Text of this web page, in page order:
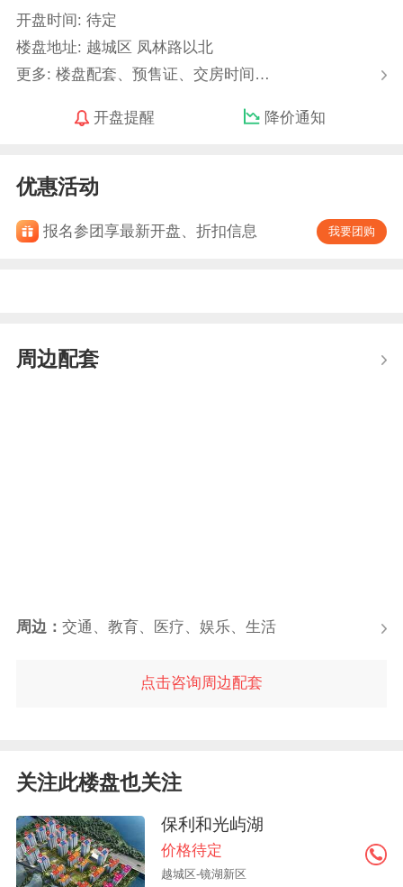
开盘时间: 待定
楼盘地址: 越城区 凤林路以北
更多: 楼盘配套、预售证、交房时间…
开盘提醒 降价通知
优惠活动
报名参团享最新开盘、折扣信息 我要团购
周边配套
周边： 交通、教育、医疗、娱乐、生活
点击咨询周边配套
关注此楼盘也关注
保利和光屿湖
价格待定
越城区-镜湖新区